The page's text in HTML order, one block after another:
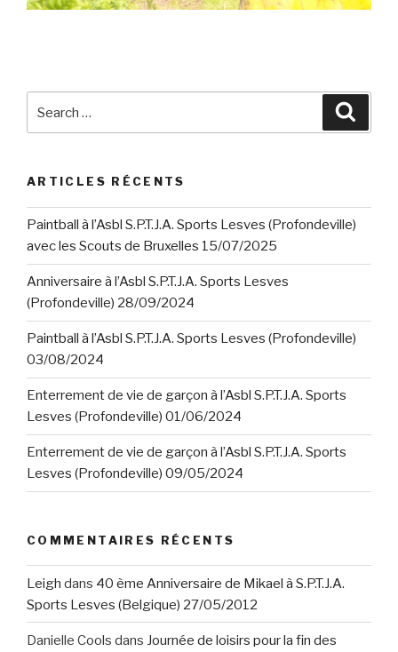
for:
ARTICLES RÉCENTS
Paintball à l’Asbl S.P.T.J.A. Sports Lesves (Profondeville)
avec les Scouts de Bruxelles 15/07/2025
Anniversaire à l’Asbl S.P.T.J.A. Sports Lesves
(Profondeville) 28/09/2024
Paintball à l’Asbl S.P.T.J.A. Sports Lesves (Profondeville)
03/08/2024
Enterrement de vie de garçon à l’Asbl S.P.T.J.A. Sports
Lesves (Profondeville) 01/06/2024
Enterrement de vie de garçon à l’Asbl S.P.T.J.A. Sports
Lesves (Profondeville) 09/05/2024
COMMENTAIRES RÉCENTS
Leigh dans 40 ème Anniversaire de Mikael à S.P.T.J.A.
Sports Lesves (Belgique) 27/05/2012
Danielle Cools dans Journée de loisirs pour la fin des